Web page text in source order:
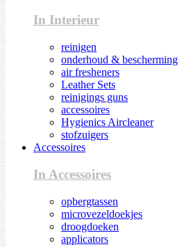
In Interieur
reinigen
onderhoud & bescherming
air fresheners
Leather Sets
reinigings guns
accessoires
Hygienics Aircleaner
stofzuigers
Accessoires
In Accessoires
opbergtassen
microvezeldoekjes
droogdoeken
applicators